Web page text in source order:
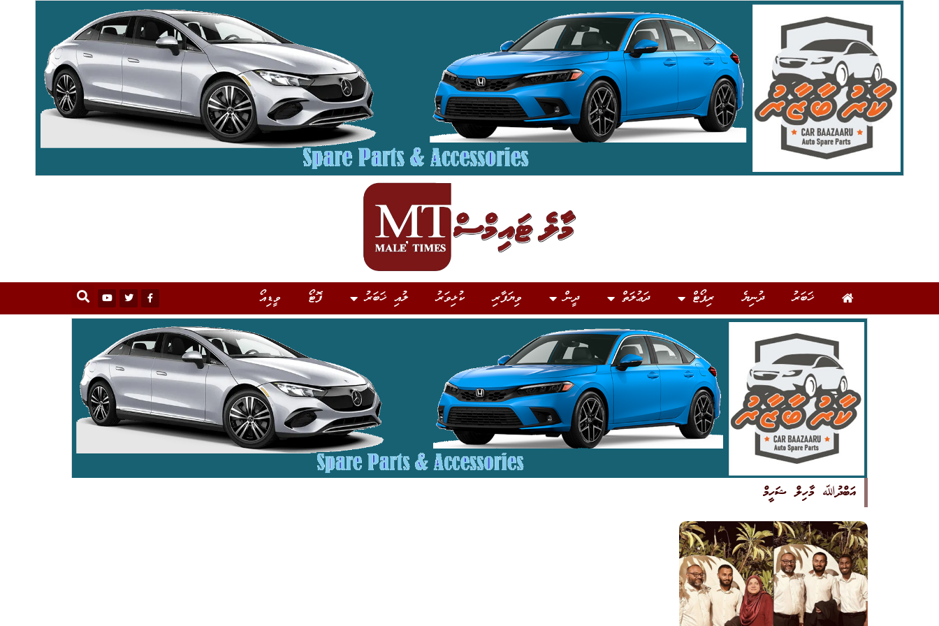
ޚަބަރު ދުނިޔެ ރިޕޯޓް ދަޢުލަތް ދީން ވިޔަފާރި ކުޅިވަރު ލުއި ޚަބަރު ފޮޓޯ ވީޑިއޯ
އަބްދުﷲ މާހިލް ޝަހީމް